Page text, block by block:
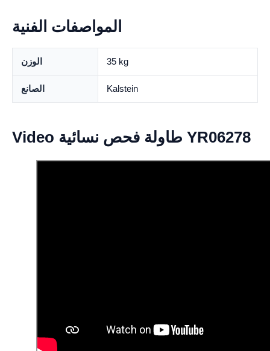
المواصفات الفنية
الوزن 35 kg
الصانع Kalstein
Video طاولة فحص نسائية YR06278